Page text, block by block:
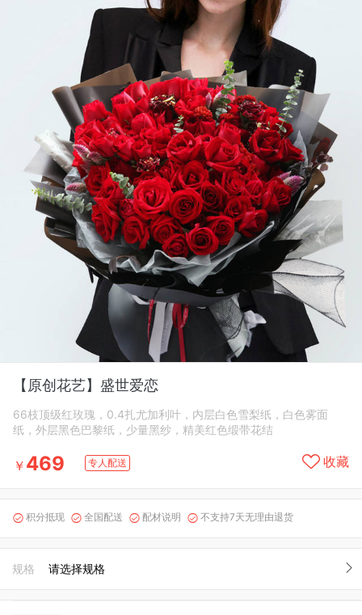
【原创花艺】盛世爱恋
66枝顶级红玫瑰，0.4扎尤加利叶，内层白色雪梨纸，白色雾面
纸，外层黑色巴黎纸，少量黑纱，精美红色缎带花结
￥ 469 专人配送 收藏
 积分抵现  全国配送  配材说明  不支持7天无理由退货
规格 请选择规格